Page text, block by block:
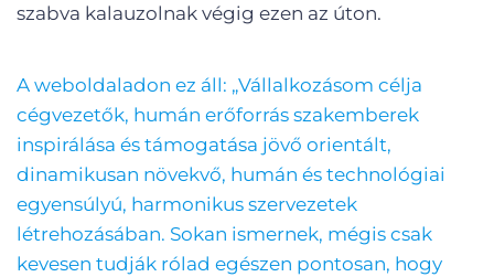
szabva kalauzolnak végig ezen az úton.
A weboldaladon ez áll: „Vállalkozásom célja
cégvezetők, humán erőforrás szakemberek
inspirálása és támogatása jövő orientált,
dinamikusan növekvő, humán és technológiai
egyensúlyú, harmonikus szervezetek
létrehozásában. Sokan ismernek, mégis csak
kevesen tudják rólad egészen pontosan, hogy